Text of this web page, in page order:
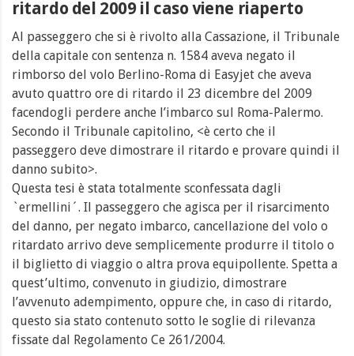
ritardo del 2009 il caso viene riaperto
Al passeggero che si è rivolto alla Cassazione, il Tribunale
della capitale con sentenza n. 1584 aveva negato il
rimborso del volo Berlino-Roma di Easyjet che aveva
avuto quattro ore di ritardo il 23 dicembre del 2009
facendogli perdere anche l’imbarco sul Roma-Palermo.
Secondo il Tribunale capitolino, <è certo che il
passeggero deve dimostrare il ritardo e provare quindi il
danno subito>.
Questa tesi è stata totalmente sconfessata dagli
`ermellini´. Il passeggero che agisca per il risarcimento
del danno, per negato imbarco, cancellazione del volo o
ritardato arrivo deve semplicemente produrre il titolo o
il biglietto di viaggio o altra prova equipollente. Spetta a
quest’ultimo, convenuto in giudizio, dimostrare
l’avvenuto adempimento, oppure che, in caso di ritardo,
questo sia stato contenuto sotto le soglie di rilevanza
fissate dal Regolamento Ce 261/2004.